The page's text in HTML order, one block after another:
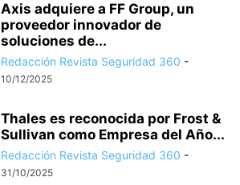
Axis adquiere a FF Group, un
proveedor innovador de
soluciones de...
Redacción Revista Seguridad 360 -
10/12/2025
Thales es reconocida por Frost &
Sullivan como Empresa del Año...
Redacción Revista Seguridad 360 -
31/10/2025